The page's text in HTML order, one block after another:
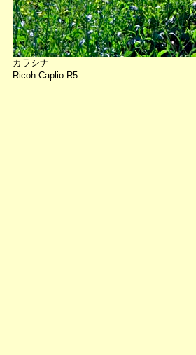
カラシナ
Ricoh Caplio R5